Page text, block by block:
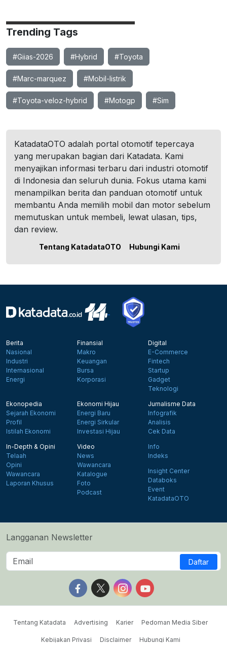
Trending Tags
#Giias-2026 #Hybrid #Toyota
#Marc-marquez #Mobil-listrik
#Toyota-veloz-hybrid #Motogp #Sim
KatadataOTO adalah portal otomotif tepercaya
yang merupakan bagian dari Katadata. Kami
menyajikan informasi terbaru dari industri otomotif
di Indonesia dan seluruh dunia. Fokus utama kami
menampilkan berita dan panduan otomotif untuk
membantu Anda memilih mobil dan motor sebelum
memutuskan untuk membeli, lewat ulasan, tips,
dan review.
Tentang KatadataOTO Hubungi Kami
Berita
Nasional
Industri
Internasional
Energi
Finansial
Makro
Keuangan
Bursa
Korporasi
Digital
E-Commerce
Fintech
Startup
Gadget
Teknologi
Ekonopedia
Sejarah Ekonomi
Profil
Istilah Ekonomi
Ekonomi Hijau
Energi Baru
Energi Sirkular
Investasi Hijau
Jurnalisme Data
Infografik
Analisis
Cek Data
In-Depth & Opini
Telaah
Opini
Wawancara
Laporan Khusus
Video
News
Wawancara
Katalogue
Foto
Podcast
Info
Indeks
Insight Center
Databoks
Event
KatadataOTO
Langganan Newsletter
Daftar
Follow us on Facebook
Follow us on X
Follow us on Instagram
Follow us on
Tentang Katadata Advertising Karier Pedoman Media Siber
Kebijakan Privasi Disclaimer Hubungi Kami